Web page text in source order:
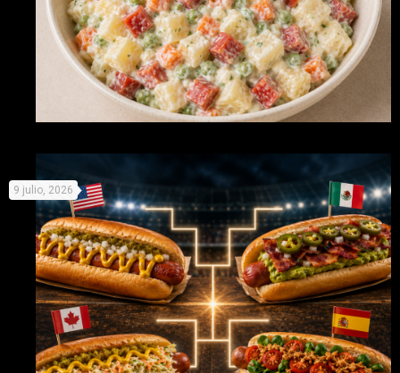
verano
9 julio, 2026